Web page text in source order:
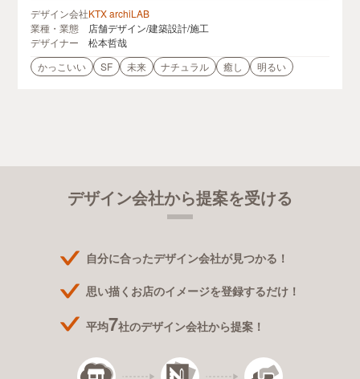
デザイン会社KTX archiLAB
業種・業態
店舗デザイン/建築設計/施工
デザイナー
松本哲哉
かっこいい
SF 未来 ナチュラル 癒し 明るい
デザイン会社から提案を受ける
自分に合ったデザイン会社が見つかる！
思い描くお店のイメージを登録するだけ！
平均7社のデザイン会社から提案！